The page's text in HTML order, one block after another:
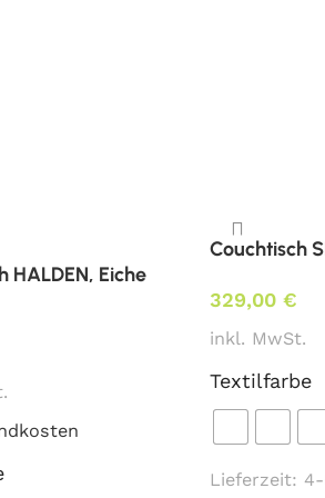
HALDEN, Eiche
Couchtisch
329,00€
inkl. MwSt.
Textilfarbe
Lieferzeit: